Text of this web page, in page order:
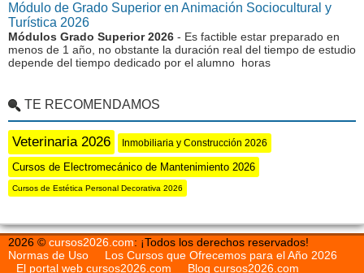
Módulo de Grado Superior en Animación Sociocultural y
Turística 2026
Módulos Grado Superior 2026 - Es factible estar preparado en
menos de 1 año, no obstante la duración real del tiempo de estudio
depende del tiempo dedicado por el alumno horas
TE RECOMENDAMOS
Veterinaria 2026 Inmobiliaria y Construcción 2026
Cursos de Electromecánico de Mantenimiento 2026
Cursos de Estética Personal Decorativa 2026
2026 © cursos2026.com: ¡Todos los derechos reservados!
Normas de Uso
Los Cursos que Ofrecemos para el Año 2026
El portal web cursos2026.com
Blog cursos2026.com